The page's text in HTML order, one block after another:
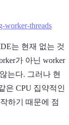
worker-threads
는 현재 없는 것
가 아닌 worker
는다. 그러나 현
은 CPU 집약적인
하기 때문에 점